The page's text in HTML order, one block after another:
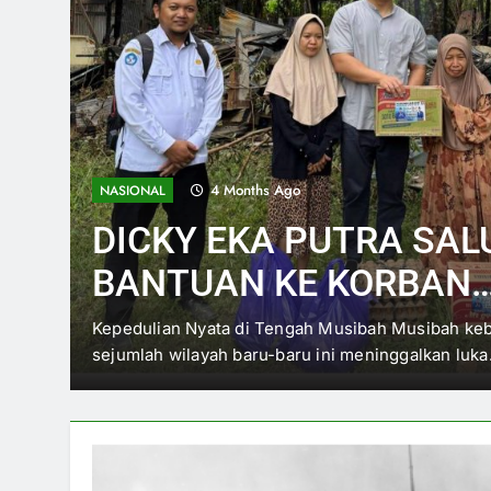
NASIONAL 4 Months Ago
DICKY EKA PUTRA
BANTUAN KE KORBAN
KEBAKARAN: DORONG
PERCEPATAN
PEMERINTAH
Kepedulian Nyata di Tengah Musibah Musibah
sejumlah wilayah baru-baru ini meninggalkan